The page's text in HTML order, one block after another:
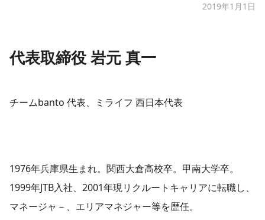
2019年1月1日
​代表取締役 岩元 真一
チームbanto 代表、ミライフ 西日本代表
​1976年兵庫県生まれ。関西大倉高校卒。甲南大学卒。
1999年JTB入社、2001年現リクルートキャリアに転職し、
マネージャ－、エリアマネジャー等を歴任。